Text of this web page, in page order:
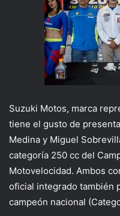
Suzuki Motos, marca
tiene el gusto de
Medina y Miguel
categoría 250 cc del
Motovelocidad. Ambos
oficial integrado también
campeón nacional